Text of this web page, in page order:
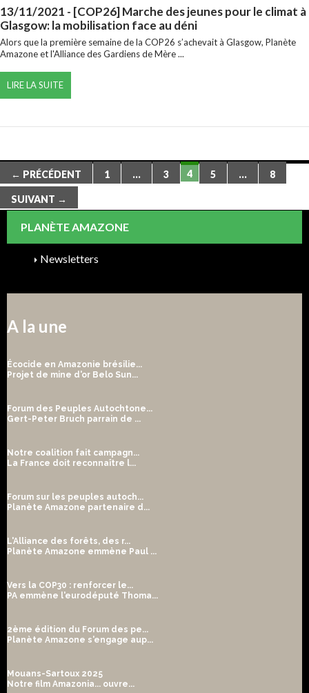
13/11/2021 - [COP26] Marche des jeunes pour le climat à
Glasgow: la mobilisation face au déni
Alors que la première semaine de la COP26 s’achevait à Glasgow, Planète
Amazone et l'Alliance des Gardiens de Mère ...
LIRE LA SUITE
Navigation
des
articles
← PRÉCÉDENT 1 … 3 4 5 … 8
SUIVANT →
PLANÈTE AMAZONE
Newsletters
A la une
Écocide en Amazonie brésilie...
Projet de mine d'or Belo Sun...
Forum des Peuples Autochtone...
Gert-Peter Bruch parrain de ...
Notre coalition fait campagn...
La France doit reconnaître l...
Forum sur les peuples autoch...
Planète Amazone partenaire d...
L'Alliance des forêts, des r...
Planète Amazone emmène Paul ...
Vers la COP30 : renforcer le...
PA emmène l'eurodéputé Thoma...
2ème édition du Forum des pe...
Planète Amazone s'engage aup...
Mouans-Sartoux 2025
Notre film Amazonia... ouvre...